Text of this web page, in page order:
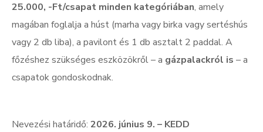
25.000, -Ft/csapat minden kategóriában, amely
magában foglalja a húst (marha vagy birka vagy sertéshús
vagy 2 db liba), a pavilont és 1 db asztalt 2 paddal. A
főzéshez szükséges eszközökről – a gázpalackról is – a
csapatok gondoskodnak.
Nevezési határidő: 2026. június 9. – KEDD